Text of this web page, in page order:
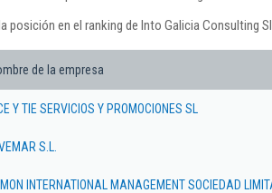
posición en el ranking de Into Galicia Consulting
de la empresa
Y TIE SERVICIOS Y PROMOCIONES SL
S.L.
INTERNATIONAL MANAGEMENT SOCIEDAD